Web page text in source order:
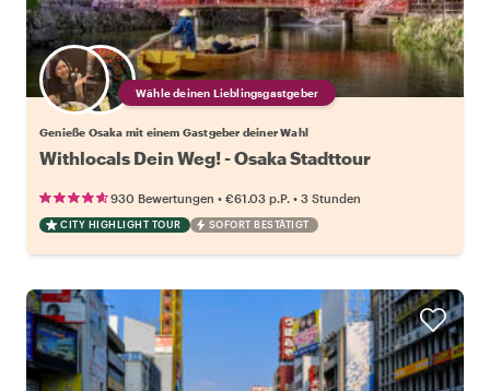
Wähle deinen Lieblingsgastgeber
Genieße Osaka mit einem Gastgeber deiner Wahl
Withlocals Dein Weg! - Osaka Stadttour
930 Bewertungen • €61.03 p.P. • 3 Stunden
CITY HIGHLIGHT TOUR SOFORT BESTÄTIGT